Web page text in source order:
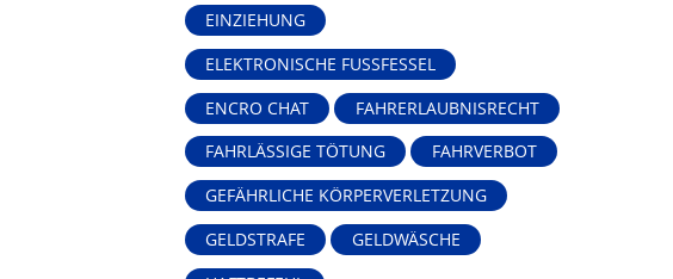
EINZIEHUNG
ELEKTRONISCHE FUSSFESSEL
ENCRO CHAT
FAHRERLAUBNISRECHT
FAHRLÄSSIGE TÖTUNG
FAHRVERBOT
GEFÄHRLICHE KÖRPERVERLETZUNG
GELDSTRAFE
GELDWÄSCHE